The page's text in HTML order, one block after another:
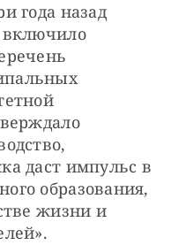
года назад
включило
даст импульс в
образования,
жизни и